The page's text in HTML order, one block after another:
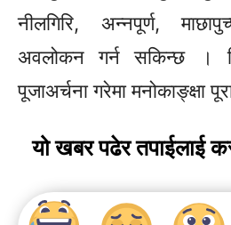
नीलगिरि, अन्नपूर्ण,
अवलोकन गर्न सकिन्छ ।
पूजाअर्चना गरेमा मनोकाङ्क्षा
यो खबर पढेर तपाईलाई